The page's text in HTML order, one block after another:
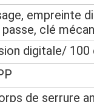
empreinte
clé
digitale/
de serrure